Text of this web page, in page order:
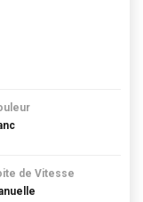
de Vitesse